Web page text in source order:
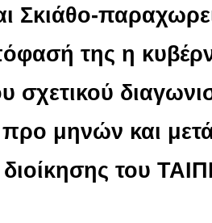
Σκιάθο-
της η
σχετικού
μηνών και
του